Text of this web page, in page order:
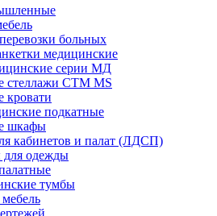
больных
медицинские
серии МД
стеллажи СТМ MS
кровати
подкатные
шкафы
кабинетов и палат (ЛДСП)
одежды
тумбы